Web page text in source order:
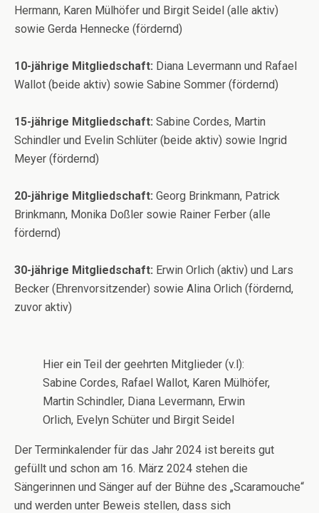
Hermann, Karen Mülhöfer und Birgit Seidel (alle aktiv)
sowie Gerda Hennecke (fördernd)
10-jährige Mitgliedschaft: Diana Levermann und Rafael
Wallot (beide aktiv) sowie Sabine Sommer (fördernd)
15-jährige Mitgliedschaft: Sabine Cordes, Martin
Schindler und Evelin Schlüter (beide aktiv) sowie Ingrid
Meyer (fördernd)
20-jährige Mitgliedschaft: Georg Brinkmann, Patrick
Brinkmann, Monika Doßler sowie Rainer Ferber (alle
fördernd)
30-jährige Mitgliedschaft: Erwin Orlich (aktiv) und Lars
Becker (Ehrenvorsitzender) sowie Alina Orlich (fördernd,
zuvor aktiv)
Hier ein Teil der geehrten Mitglieder (v.l):
Sabine Cordes, Rafael Wallot, Karen Mülhöfer,
Martin Schindler, Diana Levermann, Erwin
Orlich, Evelyn Schüter und Birgit Seidel
Der Terminkalender für das Jahr 2024 ist bereits gut
gefüllt und schon am 16. März 2024 stehen die
Sängerinnen und Sänger auf der Bühne des „Scaramouche“
und werden unter Beweis stellen, dass sich